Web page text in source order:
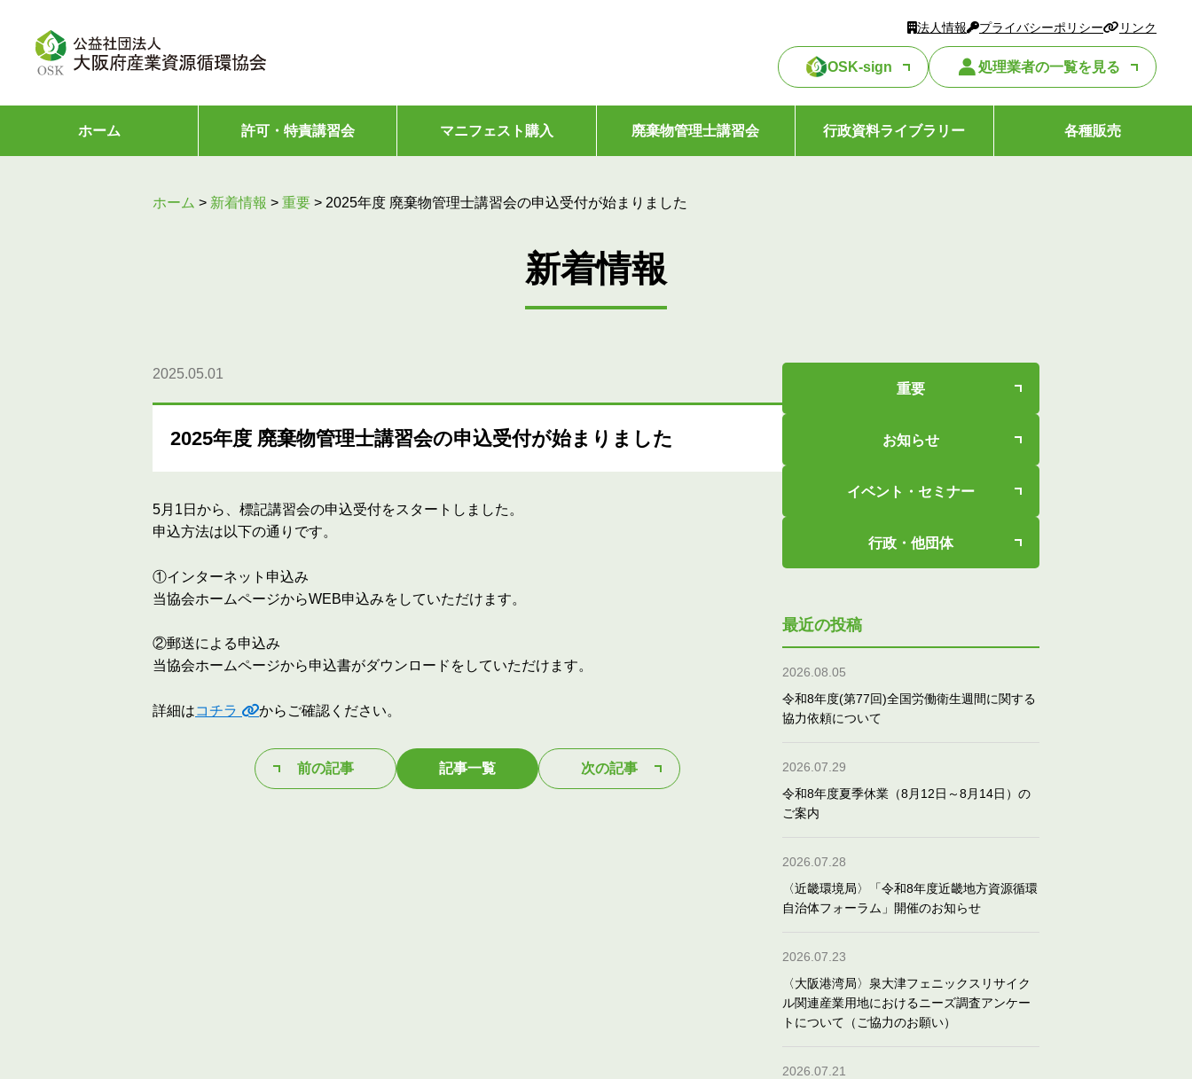
法人情報 プライバシーポリシー リンク
OSK-sign 処理業者の一覧を見る
ホーム 許可・特責講習会 マニフェスト購入 廃棄物管理士講習会 行政資料ライブラリー 各種販売
ホーム > 新着情報 > 重要 > 2025年度 廃棄物管理士講習会の申込受付が始まりました
新着情報
2025.05.01
2025年度 廃棄物管理士講習会の申込受付が始まりました
5月1日から、標記講習会の申込受付をスタートしました。
申込方法は以下の通りです。
①インターネット申込み
当協会ホームページからWEB申込みをしていただけます。
②郵送による申込み
当協会ホームページから申込書がダウンロードをしていただけます。
詳細はコチラ からご確認ください。
前の記事 記事一覧 次の記事
重要
お知らせ
イベント・セミナー
行政・他団体
最近の投稿
2026.08.05
令和8年度(第77回)全国労働衛生週間に関する
協力依頼について
2026.07.29
令和8年度夏季休業（8月12日～8月14日）の
ご案内
2026.07.28
〈近畿環境局〉「令和8年度近畿地方資源循環
自治体フォーラム」開催のお知らせ
2026.07.23
〈大阪港湾局〉泉大津フェニックスリサイク
ル関連産業用地におけるニーズ調査アンケー
トについて（ご協力のお願い）
2026.07.21